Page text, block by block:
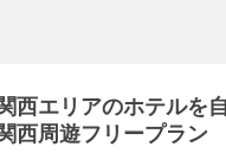
西エリアのホテルを
西周遊フリープラン